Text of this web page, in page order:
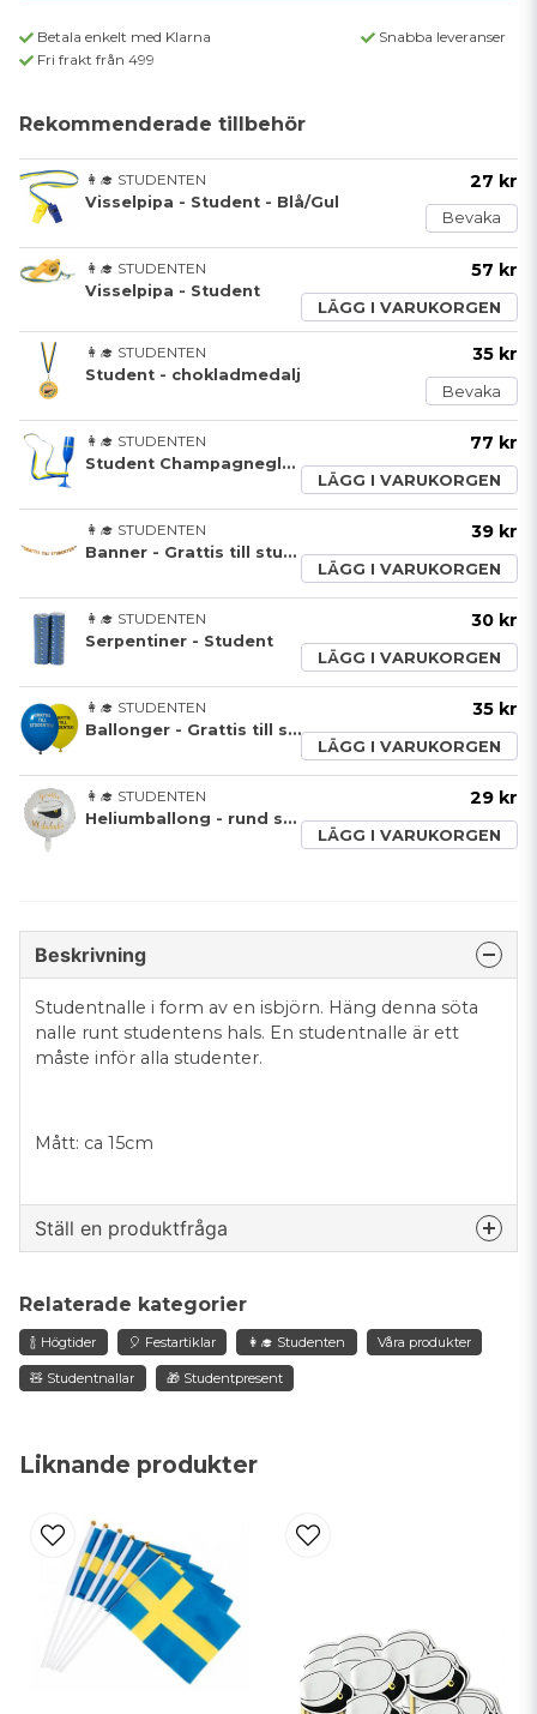
Betala enkelt med Klarna
Snabba leveranser
Fri frakt från 499
Rekommenderade tillbehör
👩‍🎓 STUDENTEN
Visselpipa - Student - Blå/Gul
27 kr
Bevaka
👩‍🎓 STUDENTEN
Visselpipa - Student
57 kr
LÄGG I VARUKORGEN
👩‍🎓 STUDENTEN
Student - chokladmedalj
35 kr
Bevaka
👩‍🎓 STUDENTEN
Student Champagneglas
77 kr
LÄGG I VARUKORGEN
👩‍🎓 STUDENTEN
Banner - Grattis till studenten - Guld
39 kr
LÄGG I VARUKORGEN
👩‍🎓 STUDENTEN
Serpentiner - Student
30 kr
LÄGG I VARUKORGEN
👩‍🎓 STUDENTEN
Ballonger - Grattis till studenten
35 kr
LÄGG I VARUKORGEN
👩‍🎓 STUDENTEN
Heliumballong - rund studentmössa
29 kr
LÄGG I VARUKORGEN
Liknande produkter
Beskrivning
Studentnalle i form av en isbjörn. Häng denna söta
nalle runt studentens hals. En studentnalle är ett
måste inför alla studenter.
Mått: ca 15cm
Ställ en produktfråga
Fråga oss något om denna produkten...
Mejladress
Ja, ni får publicera min fråga
Relaterade kategorier
🍾 Högtider 🎈 Festartiklar 👩‍🎓 Studenten Våra produkter
🧸 Studentnallar 🎁 Studentpresent